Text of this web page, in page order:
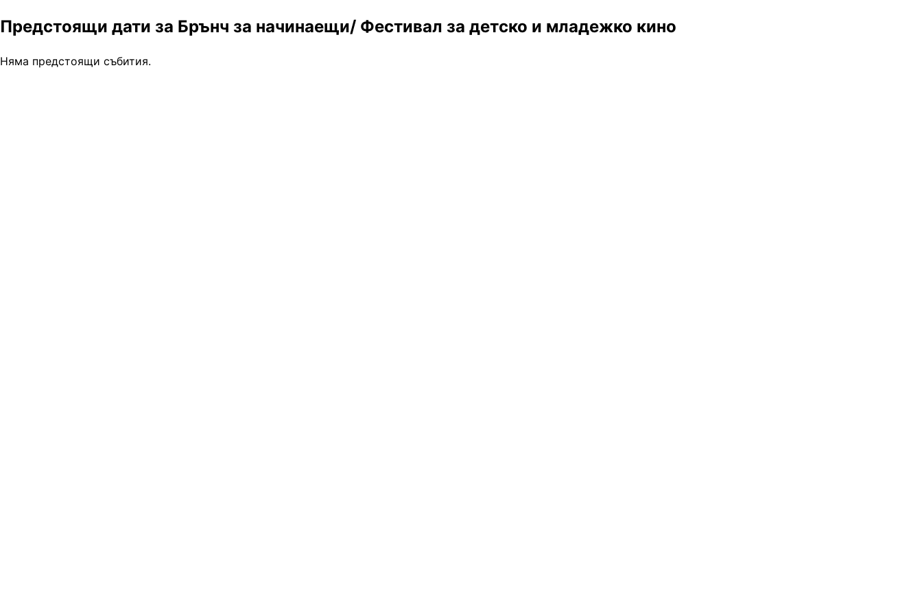
Предстоящи дати за Брънч за начинаещи/ Фестивал за детско и младежко кино
Няма предстоящи събития.